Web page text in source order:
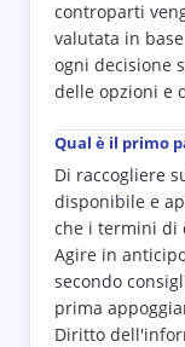
controparti
valutata in
ogni decisione
delle opzioni e
Qual è il primo
Di raccogliere
disponibile e
che i termini di
Agire in
secondo
prima
Diritto